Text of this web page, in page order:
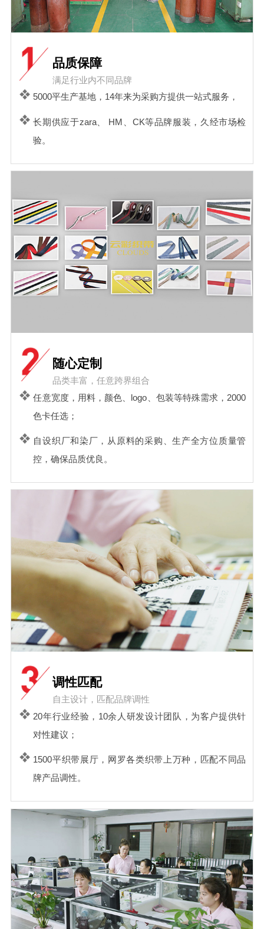
品质保障
满足行业内不同品牌
5000平生产基地，14年来为采购方提供一站式服务，
长期供应于zara、 HM、CK等品牌服装，久经市场检
验。
随心定制
品类丰富，任意跨界组合
任意宽度，用料，颜色、logo、包装等特殊需求，2000
色卡任选；
自设织厂和染厂，从原料的采购、生产全方位质量管
控，确保品质优良。
调性匹配
自主设计，匹配品牌调性
20年行业经验，10余人研发设计团队，为客户提供针
对性建议；
1500平织带展厅，网罗各类织带上万种，匹配不同品
牌产品调性。